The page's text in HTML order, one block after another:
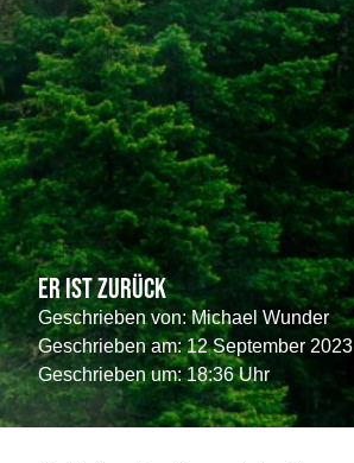
Er ist zurück
Geschrieben von:Michael Wunder
Geschrieben am: 12 September 2023
Geschrieben um: 18:36 Uhr